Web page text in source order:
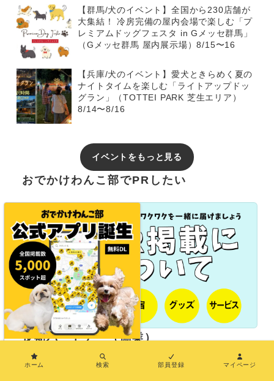
【群馬/犬のイベント】全国から230店舗が
大集結！ 冷房完備の屋内会場で楽しむ「プ
レミアムドッグフェスタ in Gメッセ群馬」
（Gメッセ群馬 屋内展示場）8/15〜16
【兵庫/犬のイベント】愛犬ときらめく夏の
ナイトタイムを楽しむ「ライトアップドッ
グラン」（TOTTEI PARK 芝生エリア）
8/14〜8/16
イベントをもっと見る
おでかけわんこ部でPRしたい
長期パートナー（協業）
ホーム 検索 部員登録 マイページ